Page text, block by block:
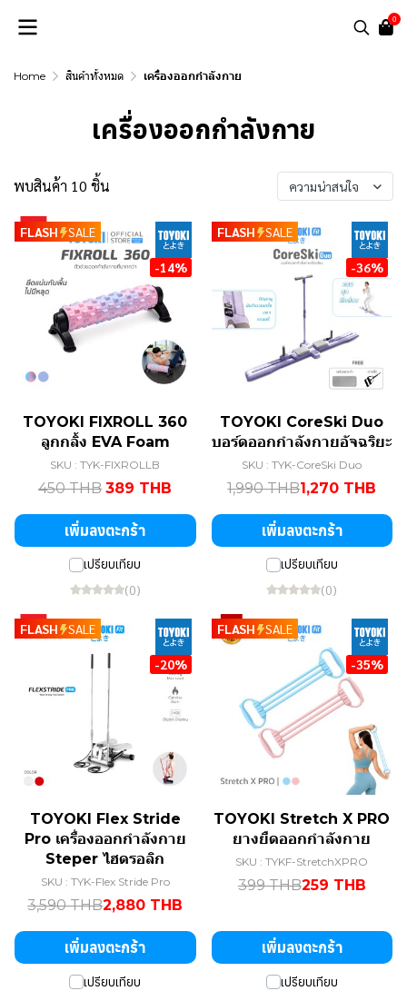
0
Home สินค้าทั้งหมด เครื่องออกกำลังกาย
เครื่องออกกำลังกาย
พบสินค้า 10 ชิ้น ความน่าสนใจ
FLASH SALE
-14%
TOYOKI FIXROLL 360
ลูกกลิ้ง EVA Foam
SKU : TYK-FIXROLLB
450 THB 389 THB
เพิ่มลงตะกร้า
เปรียบเทียบ
(0)
FLASH SALE
-36%
TOYOKI CoreSki Duo
บอร์ดออกกำลังกายอัจฉริยะ
SKU : TYK-CoreSki Duo
1,990 THB1,270 THB
เพิ่มลงตะกร้า
เปรียบเทียบ
(0)
FLASH SALE
-20%
TOYOKI Flex Stride
Pro เครื่องออกกำลังกาย
Steper ไฮดรอลิก
SKU : TYK-Flex Stride Pro
3,590 THB2,880 THB
เพิ่มลงตะกร้า
เปรียบเทียบ
FLASH SALE
-35%
TOYOKI Stretch X PRO
ยางยืดออกกำลังกาย
SKU : TYKF-StretchXPRO
399 THB259 THB
เพิ่มลงตะกร้า
เปรียบเทียบ